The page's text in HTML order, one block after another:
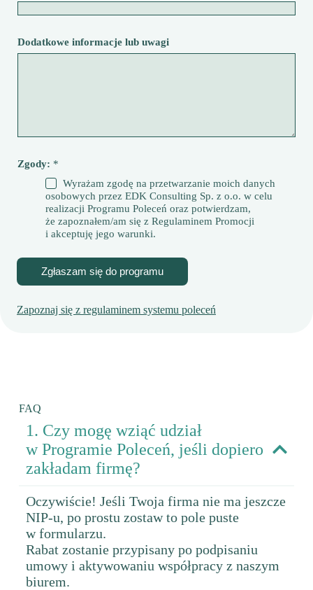
Dodatkowe informacje lub uwagi
Zgody: *
Wyrażam zgodę na przetwarzanie moich danych
osobowych przez EDK Consulting Sp. z o.o. w celu
realizacji Programu Poleceń oraz potwierdzam,
że zapoznałem/am się z Regulaminem Promocji
i akceptuję jego warunki.
Zgłaszam się do programu
Zapoznaj się z regulaminem systemu poleceń
FAQ
1. Czy mogę wziąć udział
w Programie Poleceń, jeśli dopiero
zakładam firmę?
Oczywiście! Jeśli Twoja firma nie ma jeszcze
NIP-u, po prostu zostaw to pole puste
w formularzu.
Rabat zostanie przypisany po podpisaniu
umowy i aktywowaniu współpracy z naszym
biurem.